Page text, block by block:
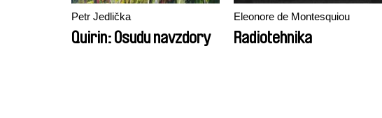
Petr Jedlička
Quirin: Osudu navzdory
Eleonore de Montesquiou
Radiotehnika